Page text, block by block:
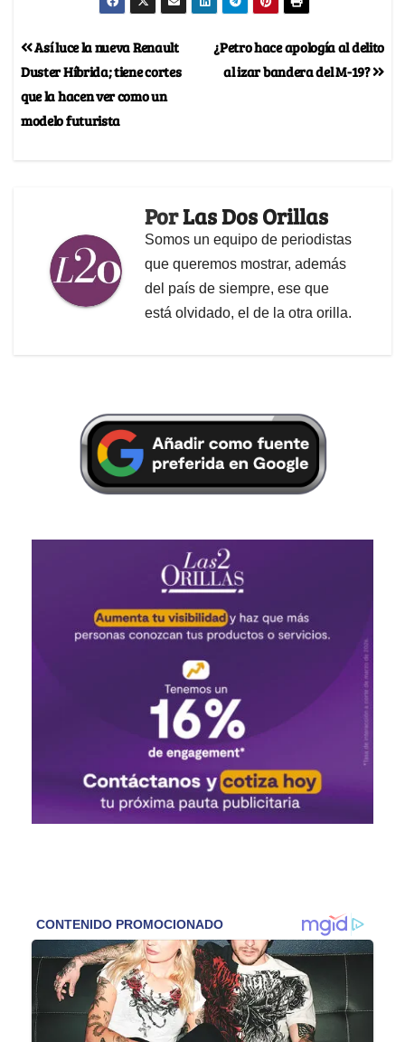
¿Petro hace apología al delito
al izar bandera del M-19?
Así luce la nueva Renault
Duster Híbrida; tiene cortes
que la hacen ver como un
modelo futurista
PorLas Dos Orillas
Somos un equipo de periodistas
que queremos mostrar, además
del país de siempre, ese que
está olvidado, el de la otra orilla.